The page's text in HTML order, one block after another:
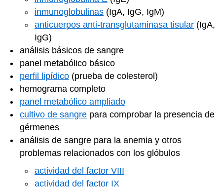
inmunoglobulinas (IgA, IgG, IgM)
anticuerpos anti-transglutaminasa tisular (IgA,
IgG)
análisis básicos de sangre
panel metabólico básico
perfil lipídico (prueba de colesterol)
hemograma completo
panel metabólico ampliado
cultivo de sangre para comprobar la presencia de
gérmenes
análisis de sangre para la anemia y otros
problemas relacionados con los glóbulos
actividad del factor VIII
actividad del factor IX